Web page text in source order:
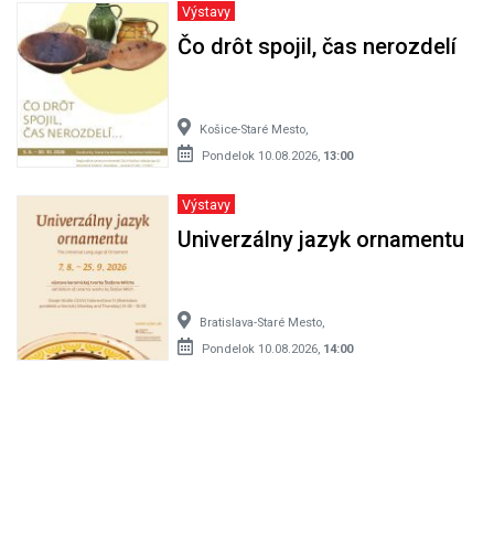
Výstavy
Čo drôt spojil, čas nerozdelí
Košice-Staré Mesto,
Pondelok 10.08.2026, 13:00
Výstavy
Univerzálny jazyk ornamentu
Bratislava-Staré Mesto,
Pondelok 10.08.2026, 14:00